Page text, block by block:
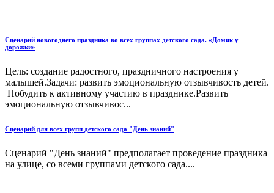
Сценарий новогоднего праздника во всех группах детского сада. «Домик у
дорожки»
Цель: создание радостного, праздничного настроения у
малышей.Задачи: развить эмоциональную отзывчивость детей.
Побудить к активному участию в празднике.Развить
эмоциональную отзывчивос...
Сценарий для всех групп детского сада "День знаний"
Сценарий "День знаний" предполагает проведение праздника
на улице, со всеми группами детского сада....